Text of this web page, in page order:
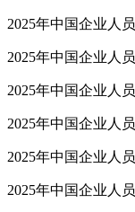
2025年中国企业人
2025年中国企业人
2025年中国企业人
2025年中国企业人
2025年中国企业人
2025年中国企业人